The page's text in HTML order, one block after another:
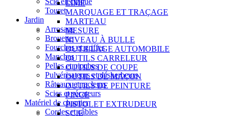
Touret
Jardin
Arrosage
Brouette
Fourches et griffes
Manches
Pelles et pioches
Pulvérisateurs et désherbeurs
Râteaux et racleurs
Scies et sécateurs
Matériel de chantier
Cordes et câbles
LIME
MARQUAGE ET TRAÇAGE
MARTEAU
MESURE
NIVEAU À BULLE
OUTILLAGE AUTOMOBILE
OUTILS CARRELEUR
OUTILS DE COUPE
OUTILS DE MAÇON
OUTILS DE PEINTURE
PINCE
PISTOLET EXTRUDEUR
SCIE